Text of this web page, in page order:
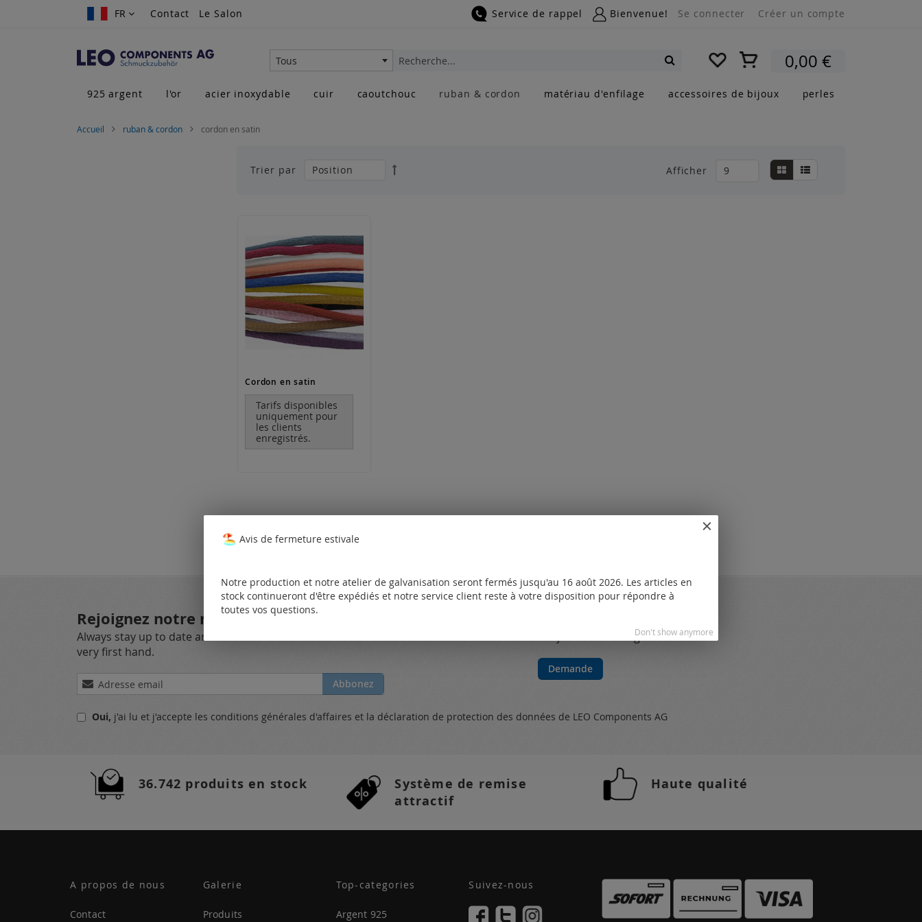
FR
FR Contact Le Salon Service de rappel Bienvenue! Se connecter Créer un compte
Mon panier0,00 €
Tous
Rechercher
925 argent
l'or acier inoxydable cuir caoutchouc ruban & cordon matériau d'enfilage accessoires de bijoux perles
Accueil ruban & cordon cordon en satin
Afficher
GrilleListe
Afficher
Trier par
Par
Cordon en satin
Tarifs disponibles
uniquement pour
les clients
enregistrés.
Rejoignez notre newsletter
Always stay up to date and find out what's new from the
very first hand.
Inscription
à
lettre
Abbonez
Toujours actual et gratuit
Demande
Oui, j'ai lu et j'accepte les conditions générales d'affaires et la déclaration de protection des données de LEO Components AG
36.742 produits en stock
Système de remise
attractif
Haute qualité
A propos de nous
Contact
Galerie
Produits
Top-categories
Argent 925
Suivez-nous
Avis de fermeture estivale
Notre production et notre atelier de galvanisation seront fermés jusqu'au 16 août 2026. Les articles en
stock continueront d'être expédiés et notre service client reste à votre disposition pour répondre à
toutes vos questions.
Don't show anymore